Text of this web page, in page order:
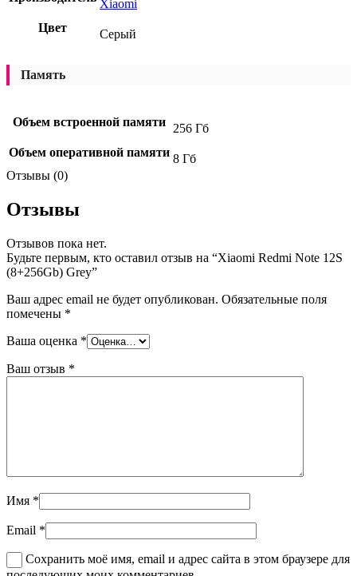
Xiaomi
Цвет
Серый
Память
Объем встроенной памяти 256 Гб
Объем оперативной памяти 8 Гб
Отзывы (0)
Отзывы
Отзывов пока нет.
Будьте первым, кто оставил отзыв на “Xiaomi Redmi Note 12S
(8+256Gb) Grey”
Ваш адрес email не будет опубликован. Обязательные поля
помечены *
Ваша оценка *
Ваш отзыв *
Имя *
Email *
Сохранить моё имя, email и адрес сайта в этом браузере для